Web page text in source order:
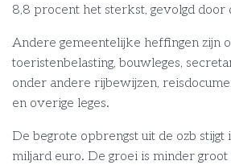
8,8 procent het sterkst, gevolgd door
Andere gemeentelijke heffingen zijn
toeristenbelasting, bouwleges,
onder andere rijbewijzen,
en overige leges.
De begrote opbrengst uit de ozb stijgt
miljard euro. De groei is minder groot